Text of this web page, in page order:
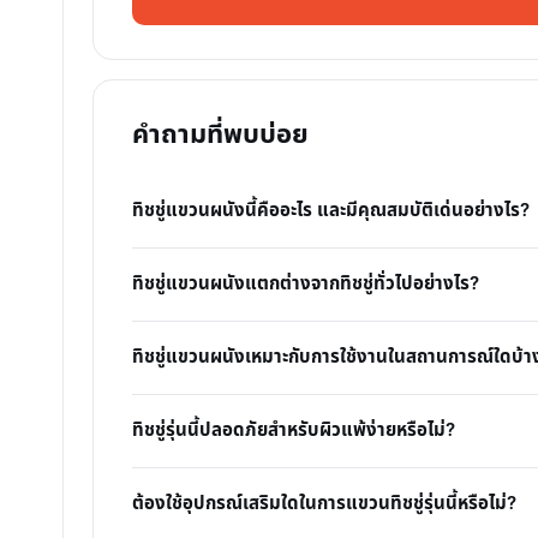
คำถามที่พบบ่อย
ทิชชู่แขวนผนังนี้คืออะไร และมีคุณสมบัติเด่นอย่างไร?
ทิชชู่แขวนผนังแตกต่างจากทิชชู่ทั่วไปอย่างไร?
ทิชชู่แขวนผนังเหมาะกับการใช้งานในสถานการณ์ใดบ้า
ทิชชู่รุ่นนี้ปลอดภัยสำหรับผิวแพ้ง่ายหรือไม่?
ต้องใช้อุปกรณ์เสริมใดในการแขวนทิชชู่รุ่นนี้หรือไม่?